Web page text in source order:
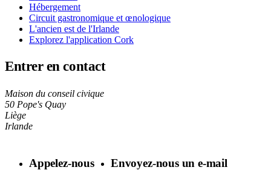
Hébergement
Circuit gastronomique et œnologique
L'ancien est de l'Irlande
Explorez l'application Cork
Entrer en contact
Maison du conseil civique
50 Pope's Quay
Liège
Irlande
Appelez-nous Envoyez-nous un e-mail